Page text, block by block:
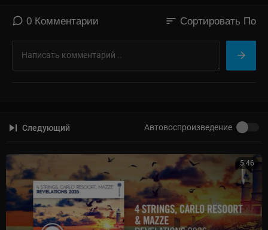
0 Комментарии sort Сортировать По
Следующий Автовоспроизведение
5:46